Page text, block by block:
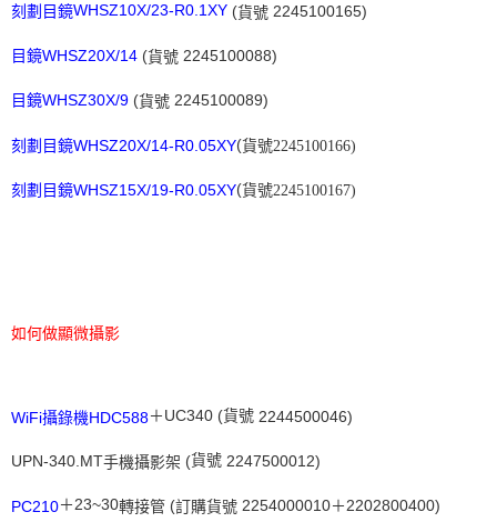
刻劃 目鏡WHSZ10X/23-R0.1XY (貨號 2245100165)
目鏡WHSZ20X/14 (貨號 2245100088)
目鏡WHSZ30X/9 (貨號 2245100089)
刻劃目鏡WHSZ20X/14-R0.05XY(貨號2245100166)
刻劃目鏡WHSZ15X/19-R0.05XY(貨號2245100167)
如何做顯微攝影
WiFi攝錄機HDC588＋UC340 (貨號 2244500046)
UPN-340.MT手機攝影架 (貨號 2247500012)
PC210＋23~30轉接管 (訂購貨號 2254000010＋2202800400)